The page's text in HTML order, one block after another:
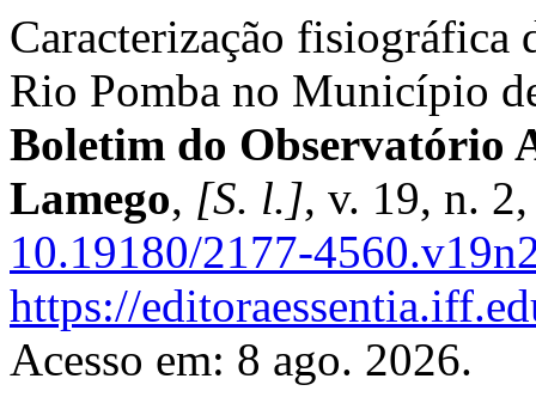
Caracterização fisiográfica
Rio Pomba no Município
Boletim do Observatório
Lamego, [S. l.], v. 19, n.
10.19180/2177-
https://
Acesso em: 8 ago. 2026.